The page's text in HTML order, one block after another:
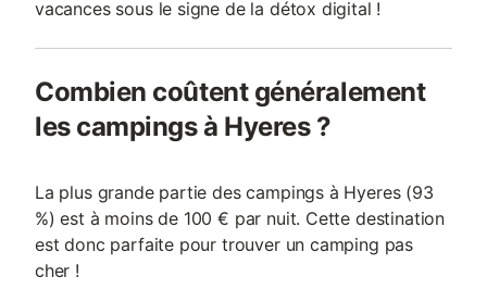
vacances sous le signe de la détox digital !
Combien coûtent généralement
les campings à Hyeres ?
La plus grande partie des campings à Hyeres (93
%) est à moins de 100 € par nuit. Cette destination
est donc parfaite pour trouver un camping pas
cher !